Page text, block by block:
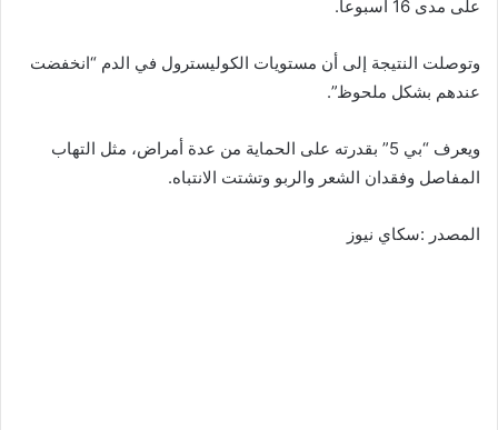
على مدى 16 أسبوعا.
وتوصلت النتيجة إلى أن مستويات الكوليسترول في الدم “انخفضت
عندهم بشكل ملحوظ”.
ويعرف “بي 5” بقدرته على الحماية من عدة أمراض، مثل التهاب
المفاصل وفقدان الشعر والربو وتشتت الانتباه.
المصدر :سكاي نيوز